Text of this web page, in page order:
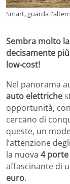
Smart, guarda
Sembra molto
decisamente
low-cost!
Nel panorama
auto elettriche
opportunità,
cercano di
queste, un
l’attenzione
la nuova 4
affascinante di
euro.